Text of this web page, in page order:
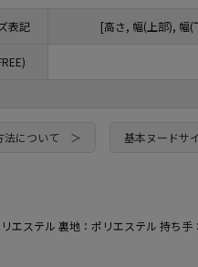
表記 [高さ, 幅(上部), 幅(
法について ＞ 基本ヌードサ
エステル 裏地：ポリエステル 持ち手